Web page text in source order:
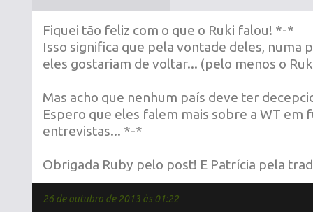
Fiquei tão feliz com o que o Ruki falou! *-*
Isso significa que pela vontade deles, numa
eles gostariam de voltar... (pelo menos o
Mas acho que nenhum país deve ter
Espero que eles falem mais sobre a WT em
entrevistas... *-*
Obrigada Ruby pelo post! E Patrícia pela
26 de outubro de 2013 às 01:22